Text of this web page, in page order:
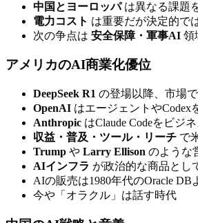
中国とヨーロッパは異なる課題
電力コスト は重要だが決定的で
次の争点は 安全保障・軍事AI 領
アメリカのAI商業化優位
DeepSeek R1 の登場以降、市場
OpenAI はエージェントやCodex
Anthropic はClaude Codeをビジ
収益・普及・ツール・リーチ で
Trump や Larry Ellison のような
AIインフラ が政治的な商品とし
AIの販売は1980年代のOracle DB
今や「オラクル」は話す時代